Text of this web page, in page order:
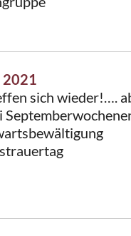
sich wieder!….